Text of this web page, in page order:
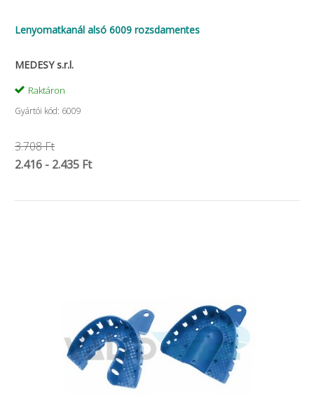
Lenyomatkanál alsó 6009 rozsdamentes
MEDESY s.r.l.
Raktáron
Gyártói kód: 6009
3.708 Ft
2.416 - 2.435 Ft